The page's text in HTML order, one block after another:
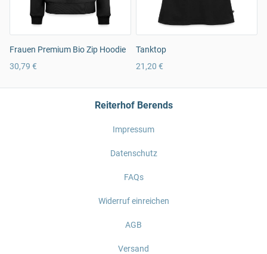
Frauen Premium Bio Zip Hoodie
30,79 €
Tanktop
21,20 €
Reiterhof Berends
Impressum
Datenschutz
FAQs
Widerruf einreichen
AGB
Versand